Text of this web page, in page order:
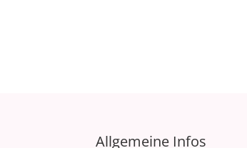
Allgemeine Infos